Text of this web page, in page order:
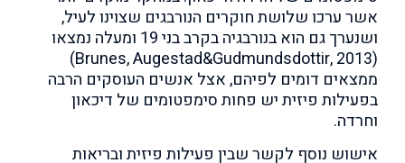
אשר ערכו שלושת חוקרים הנורבגים שצוינו לעיל,
ושנערך גם הוא בנורבגיה בקרב בני 19 ומעלה נמצאו
(Brunes, Augestad&Gudmundsdottir, 2013)
ממצאים דומים לפיהם, אצל אנשים העוסקים הרבה
בפעילות פיזית יש פחות סימפטומים של דיכאון
וחרדה.
אישוש נוסף לקשר שבין פעילות פיזית ובריאות